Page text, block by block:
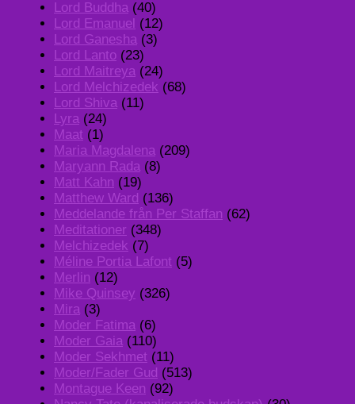
Lord Buddha (40)
Lord Emanuel (12)
Lord Ganesha (3)
Lord Lanto (23)
Lord Maitreya (24)
Lord Melchizedek (68)
Lord Shiva (11)
Lyra (24)
Maat (1)
Maria Magdalena (209)
Maryann Rada (8)
Matt Kahn (19)
Matthew Ward (136)
Meddelande från Per Staffan (62)
Meditationer (348)
Melchizedek (7)
Méline Portia Lafont (5)
Merlin (12)
Mike Quinsey (326)
Mira (3)
Moder Fatima (6)
Moder Gaia (110)
Moder Sekhmet (11)
Moder/Fader Gud (513)
Montague Keen (92)